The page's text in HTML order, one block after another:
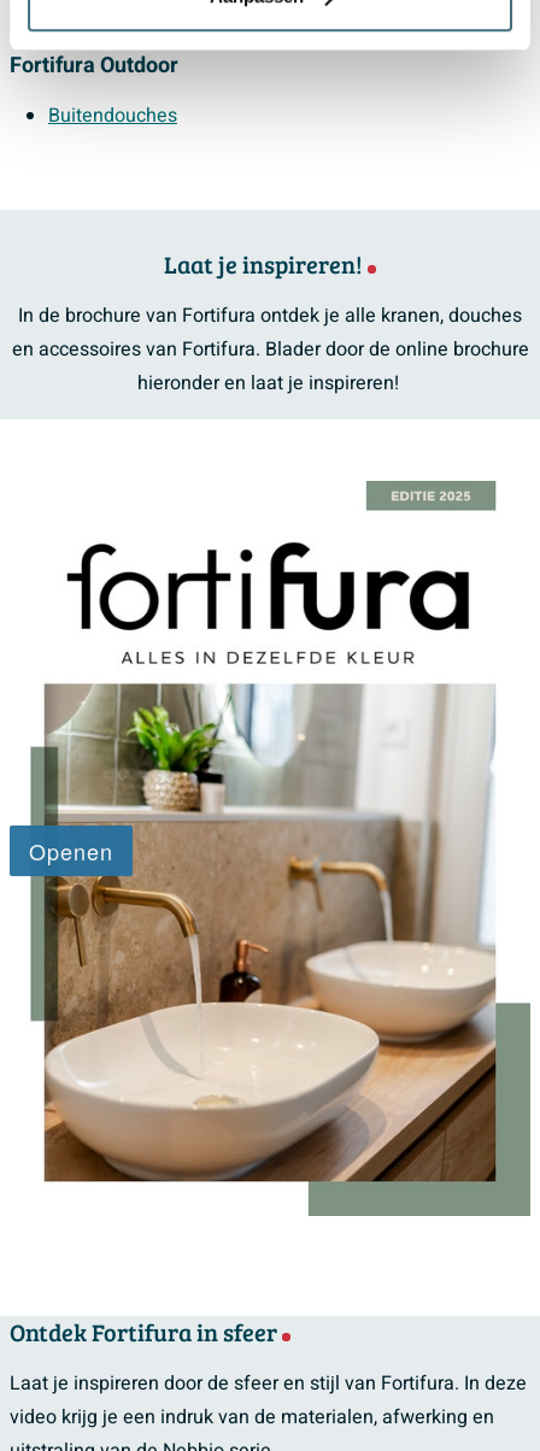
Fortifura Outdoor
Buitendouches
Laat je inspireren!
In de brochure van Fortifura ontdek je alle kranen, douches
en accessoires van Fortifura. Blader door de online brochure
hieronder en laat je inspireren!
Ontdek Fortifura in sfeer
Laat je inspireren door de sfeer en stijl van Fortifura. In deze
video krijg je een indruk van de materialen, afwerking en